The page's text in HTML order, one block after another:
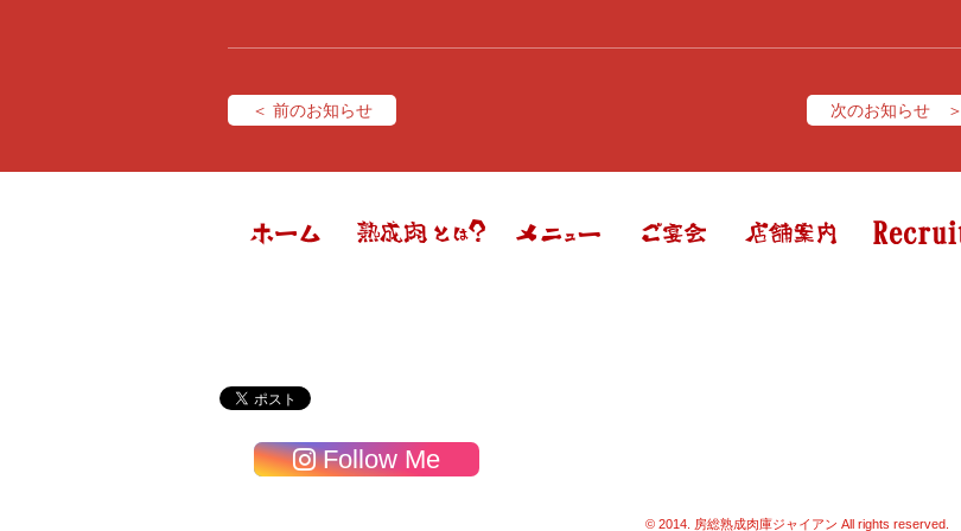
＜ 前のお知らせ 次のお知らせ ＞
Follow Me
© 2014. 房総熟成肉庫ジャイアン All rights reserved.